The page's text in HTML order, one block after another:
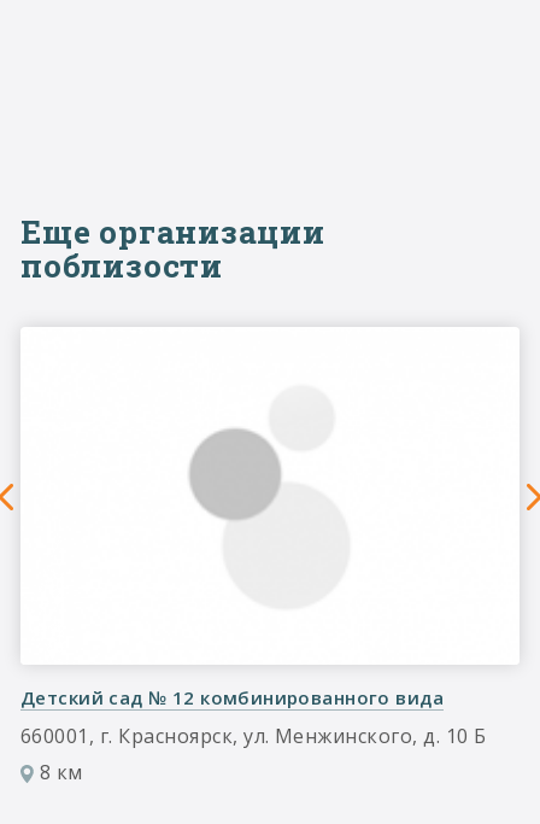
Еще организации
поблизости
Детский сад № 12 комбинированного вида
660001, г. Красноярск, ул. Менжинского, д. 10 Б
8 км